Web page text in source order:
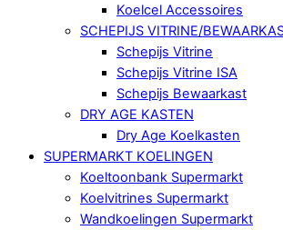
Koelcel Accessoires
SCHEPIJS VITRINE/
Schepijs Vitrine
Schepijs Vitrine ISA
Schepijs Bewaarkast
DRY AGE KASTEN
Dry Age Koelkasten
SUPERMARKT KOELINGEN
Koeltoonbank Supermarkt
Koelvitrines Supermarkt
Wandkoelingen Supermarkt